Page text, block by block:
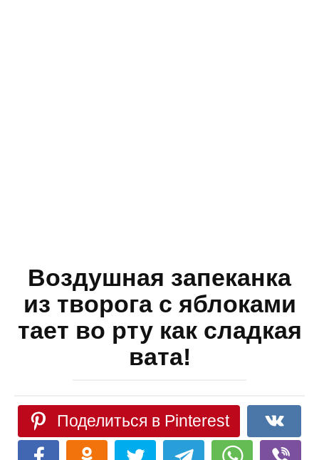
Воздушная запеканка
из творога с яблоками
тает во рту как сладкая
вата!
Поделиться в Pinterest